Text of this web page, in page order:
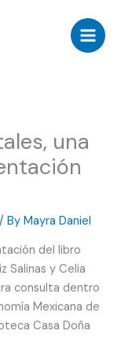
una
/ ByMayra Daniel
del libro
Salinas y Celia
consulta dentro
Mexicana de
Casa Doña